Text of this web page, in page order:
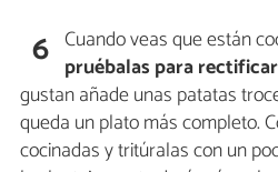
6 Cuando veas que están
pruébalas para
gustan añade unas patatas
queda un plato más completo.
cocinadas y tritúralas con un